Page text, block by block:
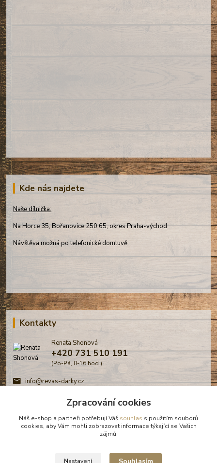
Kde nás najdete
Naše dílnička:
Na Horce 35, Bořanovice 250 65, okres Praha-východ
Návštěva možná po telefonické domluvě.
Kontakty
Renata Shonová
+420 731 510 191
(Po-Pá, 8-16 hod.)
info@revas-darky.cz
Zpracování cookies
Náš e-shop a partneři potřebují Váš souhlas s použitím souborů
cookies, aby Vám mohli zobrazovat informace týkající se Vašich
zájmů.
Nastavení